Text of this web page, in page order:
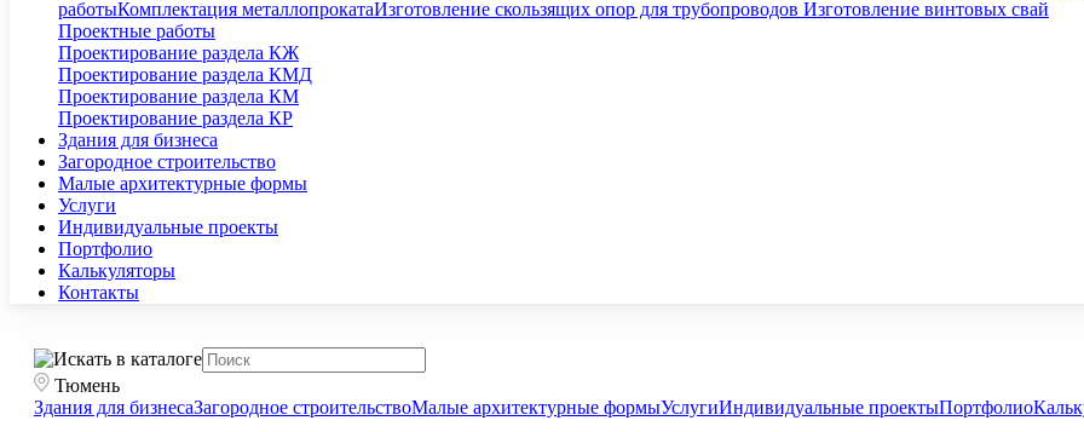
работыКомплектация металлопрокатаИзготовление скользящих опор для трубопроводов Изготовление винтовых свай
Проектные работы
Проектирование раздела КЖ
Проектирование раздела КМД
Проектирование раздела КМ
Проектирование раздела КР
Здания для бизнеса
Загородное строительство
Малые архитектурные формы
Услуги
Индивидуальные проекты
Портфолио
Калькуляторы
Контакты
Тюмень
Здания для бизнесаЗагородное строительствоМалые архитектурные формыУслугиИндивидуальные проектыПортфолио